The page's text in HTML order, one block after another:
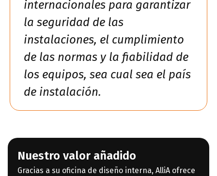
internacionales para garantizar
la seguridad de las
instalaciones, el cumplimiento
de las normas y la fiabilidad de
los equipos, sea cual sea el país
de instalación.
Nuestro valor añadido
Gracias a su oficina de diseño interna, AlliA ofrece